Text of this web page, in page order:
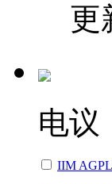
更
电议
IIM